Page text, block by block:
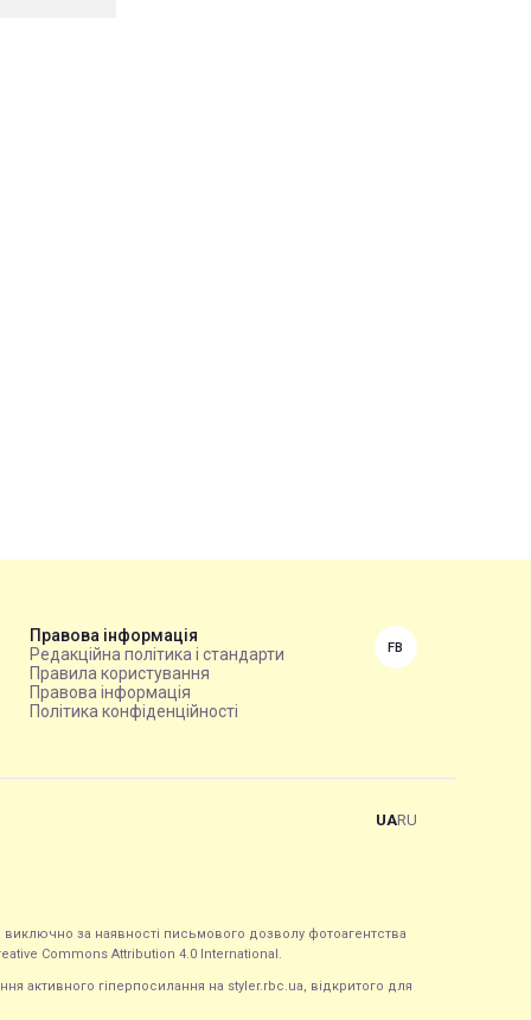
Правова інформація
Редакційна політика і стандарти
Правила користування
Правова інформація
Політика конфіденційності
FB
UARU
виключно за наявності письмового дозволу фотоагентства
Commons Attribution 4.0 International.
активного гіперпосилання на styler.rbc.ua, відкритого для